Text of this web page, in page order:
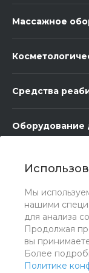
Мы
нашими
для анализа
Продолжая
вы
Более
Политике
Массажное
Средства
Медицинская